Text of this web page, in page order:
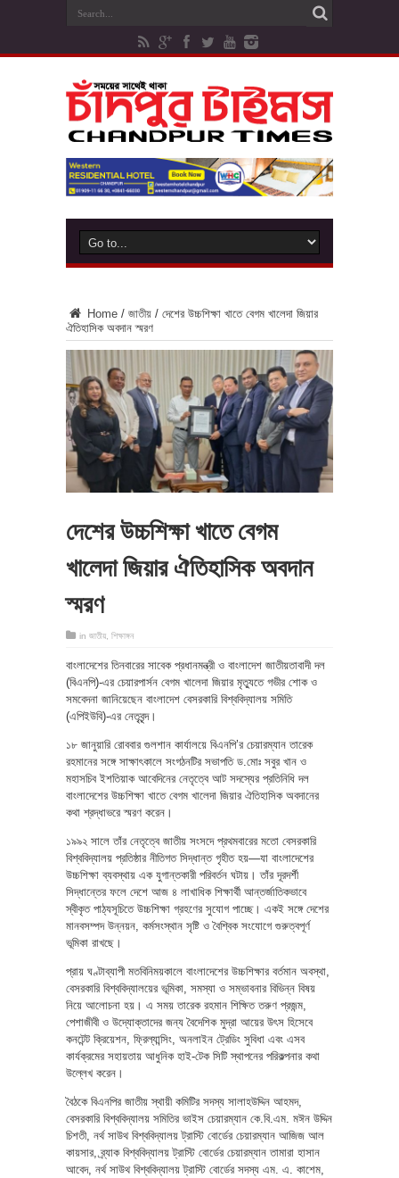
Home / জাতীয় / দেশের উচ্চশিক্ষা খাতে বেগম খালেদা জিয়ার
ঐতিহাসিক অবদান স্মরণ
দেশের উচ্চশিক্ষা খাতে বেগম
খালেদা জিয়ার ঐতিহাসিক অবদান
স্মরণ
in জাতীয় শিক্ষাঙ্গন
বাংলাদেশের তিনবারের সাবেক প্রধানমন্ত্রী ও বাংলাদেশ জাতীয়তাবাদী দল
(বিএনপি)-এর চেয়ারপার্সন বেগম খালেদা জিয়ার মৃত্যুতে গভীর শোক ও
সমবেদনা জানিয়েছেন বাংলাদেশ বেসরকারি বিশ্ববিদ্যালয় সমিতি
(এপিইউবি)-এর নেতৃবৃন্দ।
১৮ জানুয়ারি রোববার গুলশান কার্যালয়ে বিএনপি’র চেয়ারম্যান তারেক
রহমানের সঙ্গে সাক্ষাৎকালে সংগঠনটির সভাপতি ড.মোঃ সবুর খান ও
মহাসচিব ইশতিয়াক আবেদিনের নেতৃত্বে আট সদস্যের প্রতিনিধি দল
বাংলাদেশের উচ্চশিক্ষা খাতে বেগম খালেদা জিয়ার ঐতিহাসিক অবদানের
কথা শ্রদ্ধাভরে স্মরণ করেন।
১৯৯২ সালে তাঁর নেতৃত্বে জাতীয় সংসদে প্রথমবারের মতো বেসরকারি
বিশ্ববিদ্যালয় প্রতিষ্ঠার নীতিগত সিদ্ধান্ত গৃহীত হয়—যা বাংলাদেশের
উচ্চশিক্ষা ব্যবস্থায় এক যুগান্তকারী পরিবর্তন ঘটায়। তাঁর দূরদর্শী
সিদ্ধান্তের ফলে দেশে আজ ৪ লাখাধিক শিক্ষার্থী আন্তর্জাতিকভাবে
স্বীকৃত পাঠ্যসূচিতে উচ্চশিক্ষা গ্রহণের সুযোগ পাচ্ছে। একই সঙ্গে দেশের
মানবসম্পদ উন্নয়ন, কর্মসংস্থান সৃষ্টি ও বৈশ্বিক সংযোগে গুরুত্বপূর্ণ
ভূমিকা রাখছে।
প্রায় ঘণ্টাব্যাপী মতবিনিময়কালে বাংলাদেশের উচ্চশিক্ষার বর্তমান অবস্থা,
বেসরকারি বিশ্ববিদ্যালয়ের ভূমিকা, সমস্যা ও সম্ভাবনার বিভিন্ন বিষয়
নিয়ে আলোচনা হয়। এ সময় তারেক রহমান শিক্ষিত তরুণ প্রজন্ম,
পেশাজীবী ও উদ্যোক্তাদের জন্য বৈদেশিক মুদ্রা আয়ের উৎস হিসেবে
কনটেন্ট ক্রিয়েশন, ফ্রিল্যান্সিং, অনলাইন ট্রেডিং সুবিধা এবং এসব
কার্যক্রমের সহায়তায় আধুনিক হাই-টেক সিটি স্থাপনের পরিকল্পনার কথা
উল্লেখ করেন।
বৈঠকে বিএনপির জাতীয় স্থায়ী কমিটির সদস্য সালাহউদ্দিন আহমদ,
বেসরকারি বিশ্ববিদ্যালয় সমিতির ভাইস চেয়ারম্যান কে.বি.এম. মঈন উদ্দিন
চিশতী, নর্থ সাউথ বিশ্ববিদ্যালয় ট্রাস্টি বোর্ডের চেয়ারম্যান আজিজ আল
কায়সার, ব্র্যাক বিশ্ববিদ্যালয় ট্রাস্টি বোর্ডের চেয়ারম্যান তামারা হাসান
আবেদ, নর্থ সাউথ বিশ্ববিদ্যালয় ট্রাস্টি বোর্ডের সদস্য এম. এ. কাশেম,